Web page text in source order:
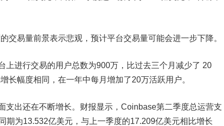
交易量前景表示悲观 ， 预计平台交易量可能会进一步下降。
上进行交易的用户总数为900万，比过去三个月减少了 20
长幅度相同，在一年中每月增加了20万活跃用户。
支出还在不断增长。 财报显示， Coinbase第二季度总运营支
期为13.532亿美元，与上一季度的17.209亿美元相比增长